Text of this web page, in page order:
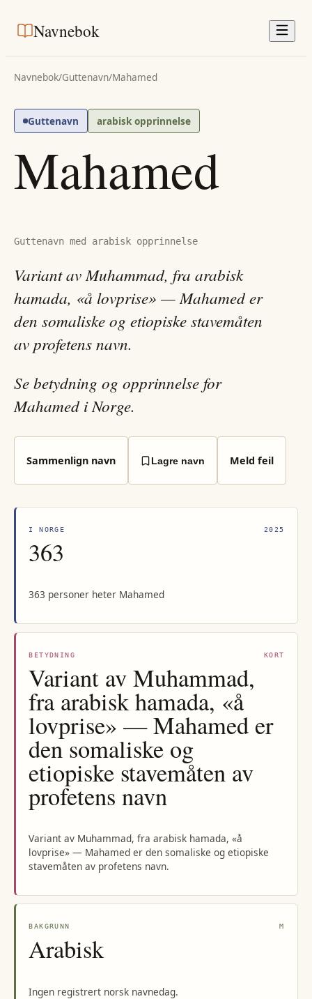
Navnebok
Navnebok/Guttenavn/Mahamed
Guttenavn arabisk opprinnelse
Mahamed
Guttenavn med arabisk opprinnelse
Variant av Muhammad, fra arabisk
hamada, «å lovprise» — Mahamed er
den somaliske og etiopiske stavemåten
av profetens navn.
Se betydning og opprinnelse for
Mahamed i Norge.
Sammenlign navn Lagre navn Meld feil
I NORGE 2025
363
363 personer heter Mahamed
BETYDNING KORT
Variant av Muhammad,
fra arabisk hamada, «å
lovprise» — Mahamed er
den somaliske og
etiopiske stavemåten av
profetens navn
Variant av Muhammad, fra arabisk hamada, «å
lovprise» — Mahamed er den somaliske og etiopiske
stavemåten av profetens navn.
BAKGRUNN M
Arabisk
Ingen registrert norsk navnedag.